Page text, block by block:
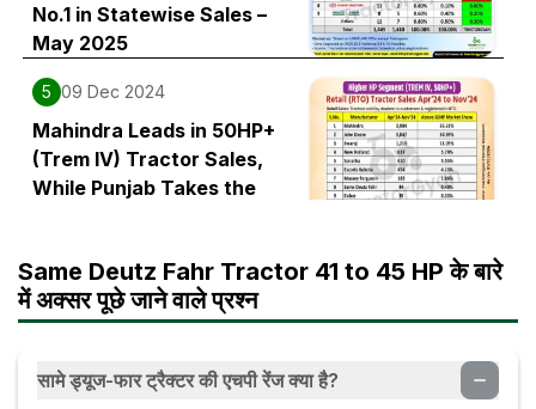
No.1 in Statewise Sales –
May 2025
5 09 Dec 2024
Mahindra Leads in 50HP+
(Trem IV) Tractor Sales,
While Punjab Takes the
6 05 Nov 2024
IV), Punjab Tops State Chart
Same Deutz Fahr Tractor 41 to 45 HP के बारे
में अक्सर पूछे जाने वाले प्रश्न
सामे ड्यूज-फार ट्रैक्टर की एचपी रेंज क्या है?